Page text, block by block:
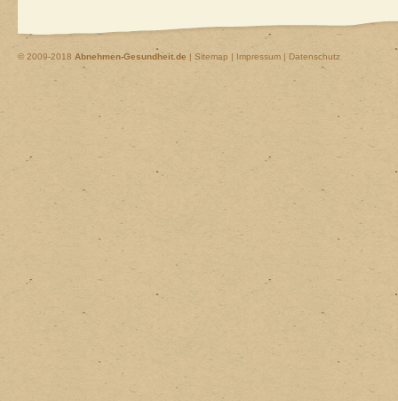
© 2009-2018 Abnehmen-Gesundheit.de | Sitemap | Impressum | Datenschutz